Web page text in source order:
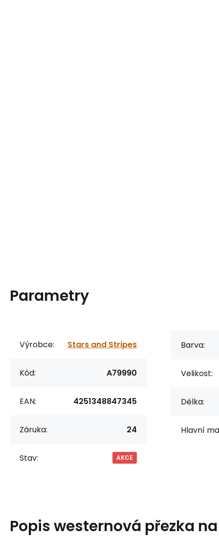
Parametry
Výrobce: Stars and Stripes
Kód: A79990
EAN: 4251348847345
Záruka: 24
Stav: AKCE
Barva:
Velikost:
Délka:
Hlavní
Popiswesternová přezka